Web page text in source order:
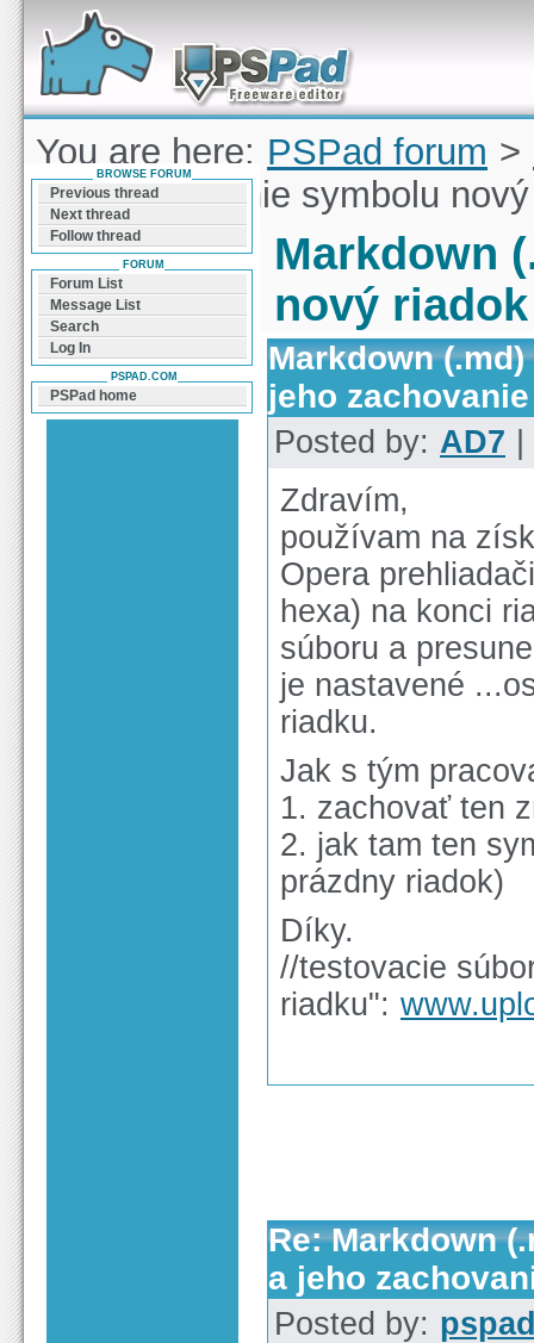
Forum can help you solve problems and quickly
find a solution with PSPad for Microsoft
Windows
You are here: PSPad forum >
(.md) - vloženie symbolu
Markdown
nový
Markdown
jeho zachovanie
Posted by: AD7
Zdravím,
používam na
Opera
hexa) na konci
súboru a
je nastavené
riadku.
Jak s tým
1. zachovať ten
2. jak tam ten
prázdny riadok)
Díky.
//testovacie
riadku":
Re: Markdown
a jeho
Posted by:
BROWSE FORUM
Previous thread
Next thread
Follow thread
FORUM
Forum List
Message List
Search
Log In
PSPAD.COM
PSPad home